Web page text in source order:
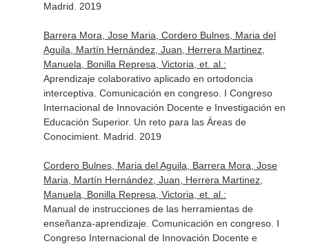
Madrid. 2019
Barrera Mora, Jose Maria, Cordero Bulnes, Maria del
Aguila, Martín Hernández, Juan, Herrera Martinez,
Manuela, Bonilla Represa, Victoria, et. al.:
Aprendizaje colaborativo aplicado en ortodoncia
interceptiva. Comunicación en congreso. I Congreso
Internacional de Innovación Docente e Investigación en
Educación Superior. Un reto para las Áreas de
Conocimient. Madrid. 2019
Cordero Bulnes, Maria del Aguila, Barrera Mora, Jose
Maria, Martín Hernández, Juan, Herrera Martinez,
Manuela, Bonilla Represa, Victoria, et. al.:
Manual de instrucciones de las herramientas de
enseñanza-aprendizaje. Comunicación en congreso. I
Congreso Internacional de Innovación Docente e